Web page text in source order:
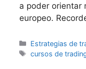
a poder orientar
europeo.
Categorías
Estrategias de
Etiquetas
cursos de